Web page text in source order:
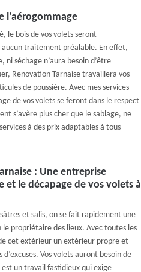
l’aérogommage
le bois de vos volets seront
traitement préalable. En effet,
ni séchage n’aura besoin d’être
Renovation Tarnaise travaillera vos
de poussière. Avec mes services
de vos volets se feront dans le respect
s’avère plus cher que le sablage, ne
à des prix adaptables à tous
: Une entreprise
le décapage de vos volets à
et salis, on se fait rapidement une
propriétaire des lieux. Avec toutes les
cet extérieur un extérieur propre et
d’excuses. Vos volets auront besoin de
un travail fastidieux qui exige